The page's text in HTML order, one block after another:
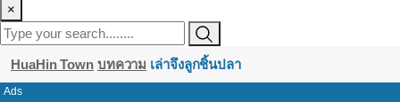
×
HuaHin Town บทความ เล่าจึงลูกชิ้นปลา